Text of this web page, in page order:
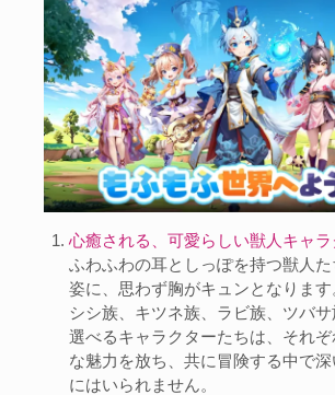
心癒される、可愛らしい獣人キャラ
ふわふわの耳としっぽを持つ獣人
姿に、思わず胸がキュンとなります
シシ族、キツネ族、ラビ族、ツバ
選べるキャラクターたちは、それ
な魅力を放ち、共に冒険する中で
にはいられません。